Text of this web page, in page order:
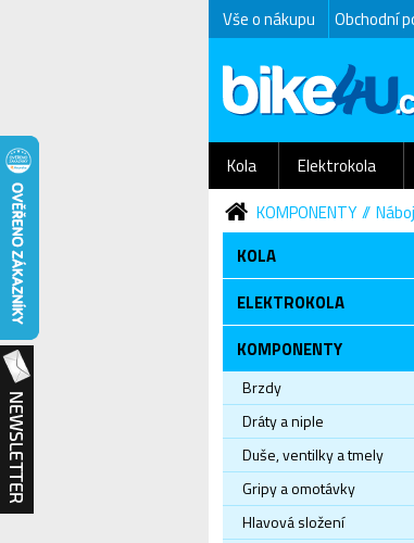
Vše o nákupu Obchodní
Kola Elektrokola
KOMPONENTY
KOLA
ELEKTROKOLA
KOMPONENTY
Brzdy
Dráty a niple
Duše, ventilky a tmely
Gripy a omotávky
Hlavová složení